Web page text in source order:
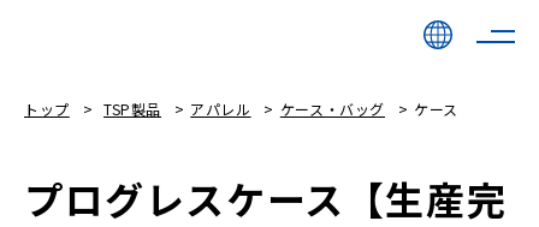
トップ TSP製品 アパレル ケース・バッグ ケース
プログレスケース【生産完